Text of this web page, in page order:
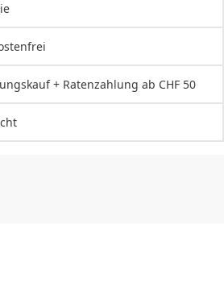
+ Ratenzahlung ab CHF 50